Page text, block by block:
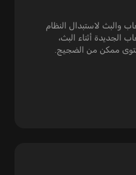
والبث لاستبدال النظام
الجديدة أثناء البث،
ممكن من الضجيج.